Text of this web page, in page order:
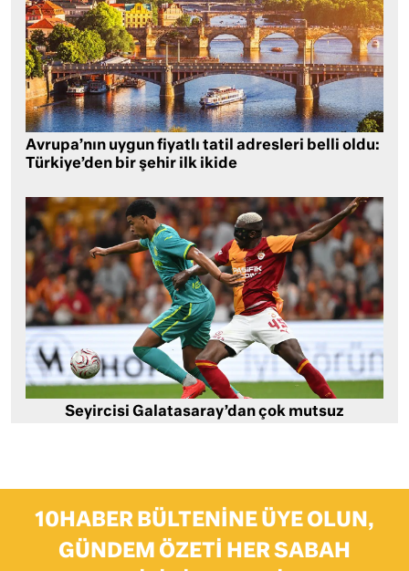
Avrupa’nın uygun fiyatlı tatil adresleri belli oldu:
Türkiye’den bir şehir ilk ikide
Seyircisi Galatasaray’dan çok mutsuz
10HABER BÜLTENINE ÜYE OLUN,
GÜNDEM ÖZETI HER SABAH